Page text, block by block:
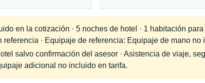
en la cotización · 5 noches de hotel · 1 habitación
· Equipaje de referencia: Equipaje de mano
salvo confirmación del asesor · Asistencia de viaje,
adicional no incluido en tarifa.